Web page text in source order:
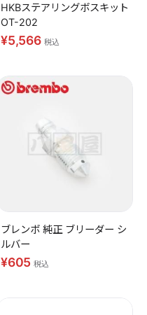
HKBステアリングボスキット
OT-202
¥5,566 税込
ブレンボ 純正 ブリーダー シ
ルバー
¥605税込